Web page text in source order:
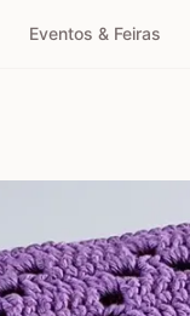
Eventos & Feiras